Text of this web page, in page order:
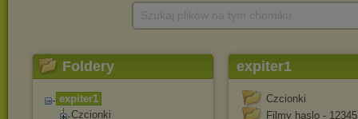
Foldery
expiter1
Czcionki
expiter1
Czcionki
Filmy haslo - 12345